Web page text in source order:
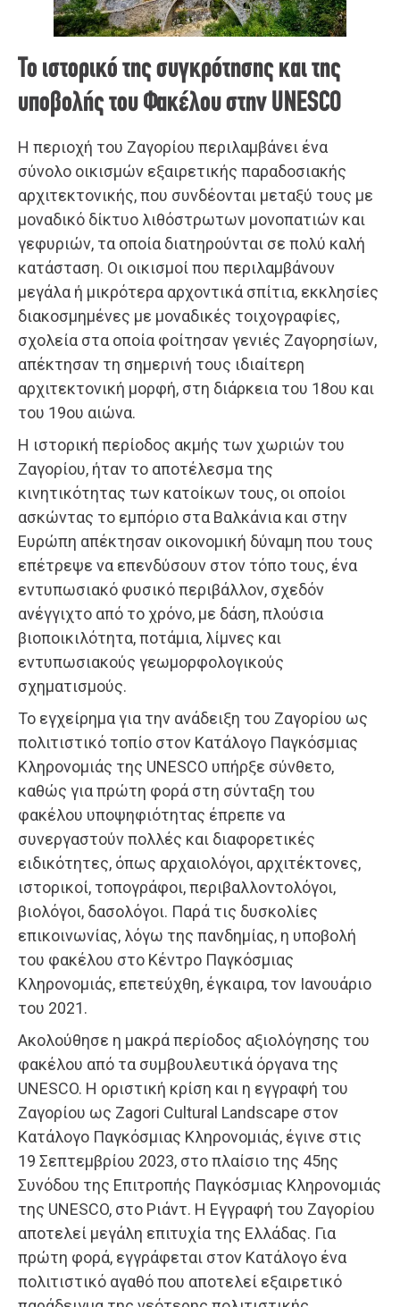
Το ιστορικό της συγκρότησης και της
υποβολής του Φακέλου στην UNESCO
Η περιοχή του Ζαγορίου περιλαμβάνει ένα
σύνολο οικισμών εξαιρετικής παραδοσιακής
αρχιτεκτονικής, που συνδέονται μεταξύ τους με
μοναδικό δίκτυο λιθόστρωτων μονοπατιών και
γεφυριών, τα οποία διατηρούνται σε πολύ καλή
κατάσταση. Οι οικισμοί που περιλαμβάνουν
μεγάλα ή μικρότερα αρχοντικά σπίτια, εκκλησίες
διακοσμημένες με μοναδικές τοιχογραφίες,
σχολεία στα οποία φοίτησαν γενιές Ζαγορησίων,
απέκτησαν τη σημερινή τους ιδιαίτερη
αρχιτεκτονική μορφή, στη διάρκεια του 18ου και
του 19ου αιώνα.
Η ιστορική περίοδος ακμής των χωριών του
Ζαγορίου, ήταν το αποτέλεσμα της
κινητικότητας των κατοίκων τους, οι οποίοι
ασκώντας το εμπόριο στα Βαλκάνια και στην
Ευρώπη απέκτησαν οικονομική δύναμη που τους
επέτρεψε να επενδύσουν στον τόπο τους, ένα
εντυπωσιακό φυσικό περιβάλλον, σχεδόν
ανέγγιχτο από το χρόνο, με δάση, πλούσια
βιοποικιλότητα, ποτάμια, λίμνες και
εντυπωσιακούς γεωμορφολογικούς
σχηματισμούς.
Το εγχείρημα για την ανάδειξη του Ζαγορίου ως
πολιτιστικό τοπίο στον Κατάλογο Παγκόσμιας
Κληρονομιάς της UNESCO υπήρξε σύνθετο,
καθώς για πρώτη φορά στη σύνταξη του
φακέλου υποψηφιότητας έπρεπε να
συνεργαστούν πολλές και διαφορετικές
ειδικότητες, όπως αρχαιολόγοι, αρχιτέκτονες,
ιστορικοί, τοπογράφοι, περιβαλλοντολόγοι,
βιολόγοι, δασολόγοι. Παρά τις δυσκολίες
επικοινωνίας, λόγω της πανδημίας, η υποβολή
του φακέλου στο Κέντρο Παγκόσμιας
Κληρονομιάς, επετεύχθη, έγκαιρα, τον Ιανουάριο
του 2021.
Ακολούθησε η μακρά περίοδος αξιολόγησης του
φακέλου από τα συμβουλευτικά όργανα της
UNESCO. Η οριστική κρίση και η εγγραφή του
Ζαγορίου ως Zagori Cultural Landscape στον
Κατάλογο Παγκόσμιας Κληρονομιάς, έγινε στις
19 Σεπτεμβρίου 2023, στο πλαίσιο της 45ης
Συνόδου της Επιτροπής Παγκόσμιας Κληρονομιάς
της UNESCO, στο Ριάντ. Η Εγγραφή του Ζαγορίου
αποτελεί μεγάλη επιτυχία της Ελλάδας. Για
πρώτη φορά, εγγράφεται στον Κατάλογο ένα
πολιτιστικό αγαθό που αποτελεί εξαιρετικό